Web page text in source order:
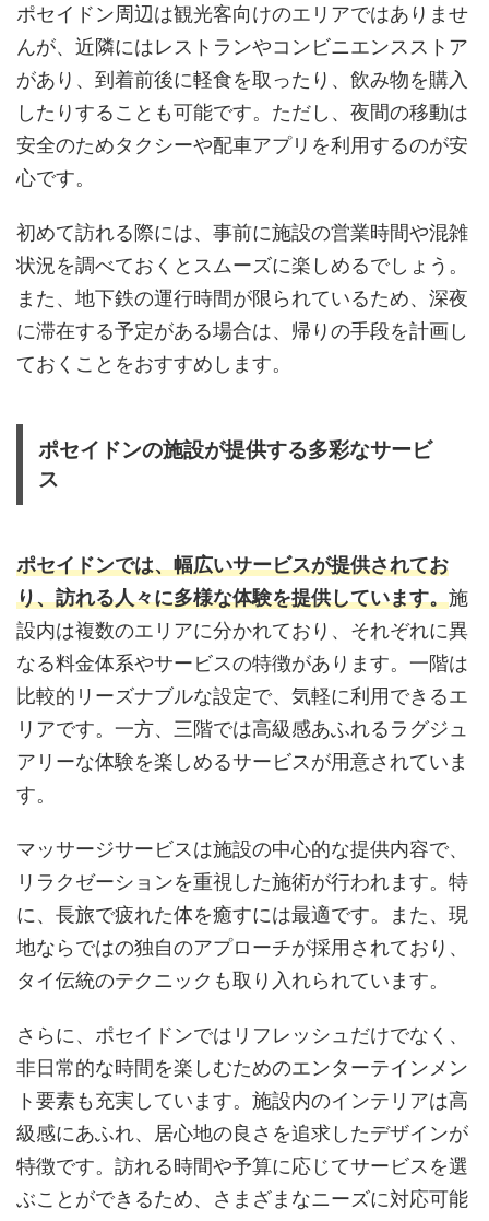
ポセイドン周辺は観光客向けのエリアではありませ
んが、近隣にはレストランやコンビニエンスストア
があり、到着前後に軽食を取ったり、飲み物を購入
したりすることも可能です。ただし、夜間の移動は
安全のためタクシーや配車アプリを利用するのが安
心です。
初めて訪れる際には、事前に施設の営業時間や混雑
状況を調べておくとスムーズに楽しめるでしょう。
また、地下鉄の運行時間が限られているため、深夜
に滞在する予定がある場合は、帰りの手段を計画し
ておくことをおすすめします。
ポセイドンの施設が提供する多彩なサービ
ス
ポセイドンでは、幅広いサービスが提供されてお
り、訪れる人々に多様な体験を提供しています。施
設内は複数のエリアに分かれており、それぞれに異
なる料金体系やサービスの特徴があります。一階は
比較的リーズナブルな設定で、気軽に利用できるエ
リアです。一方、三階では高級感あふれるラグジュ
アリーな体験を楽しめるサービスが用意されていま
す。
マッサージサービスは施設の中心的な提供内容で、
リラクゼーションを重視した施術が行われます。特
に、長旅で疲れた体を癒すには最適です。また、現
地ならではの独自のアプローチが採用されており、
タイ伝統のテクニックも取り入れられています。
さらに、ポセイドンではリフレッシュだけでなく、
非日常的な時間を楽しむためのエンターテインメン
ト要素も充実しています。施設内のインテリアは高
級感にあふれ、居心地の良さを追求したデザインが
特徴です。訪れる時間や予算に応じてサービスを選
ぶことができるため、さまざまなニーズに対応可能